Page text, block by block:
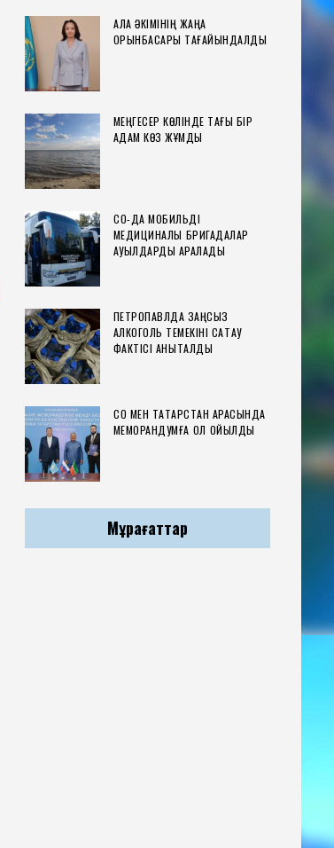
ҚАЛА ӘКІМІНІҢ ЖАҢА
ОРЫНБАСАРЫ ТАҒАЙЫНДАЛДЫ
МЕҢГЕСЕР КӨЛІНДЕ ТАҒЫ БІР
АДАМ КӨЗ ЖҰМДЫ
СҚО-ДА МОБИЛЬДІ
МЕДИЦИНАЛЫҚ БРИГАДАЛАР
АУЫЛДАРДЫ АРАЛАДЫ
ПЕТРОПАВЛДА ЗАҢСЫЗ
АЛКОГОЛЬ ТЕМЕКІНІ САҚТАУ
ФАКТІСІ АНЫҚТАЛДЫ
СҚО МЕН ТАТАРСТАН АРАСЫНДА
МЕМОРАНДУМҒА ҚОЛ ҚОЙЫЛДЫ
Мұрағаттар